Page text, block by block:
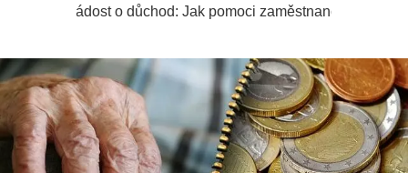
Žádost o důchod: Jak pomoci zaměstnanci